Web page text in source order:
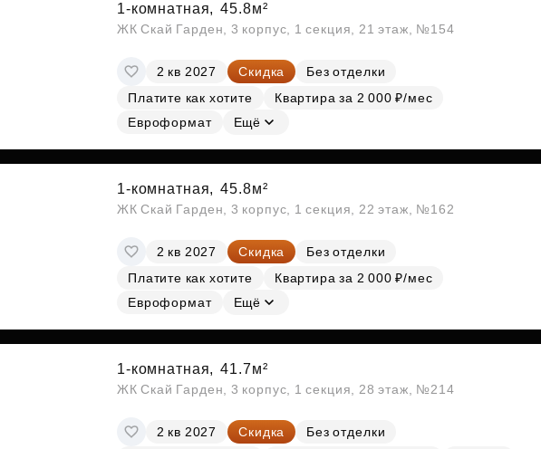
1-комнатная, 45.8м²
ЖК Скай Гарден, 3 корпус, 1 секция, 21 этаж, №154
2 кв 2027 Скидка
Без отделки
Платите как хотите
Квартира за 2 000 ₽/мес
Евроформат
Ещё
1-комнатная, 45.8м²
ЖК Скай Гарден, 3 корпус, 1 секция, 22 этаж, №162
2 кв 2027 Скидка
Без отделки
Платите как хотите
Квартира за 2 000 ₽/мес
Евроформат
Ещё
1-комнатная, 41.7м²
ЖК Скай Гарден, 3 корпус, 1 секция, 28 этаж, №214
2 кв 2027 Скидка
Без отделки